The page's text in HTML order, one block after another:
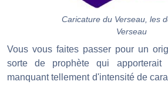
Caricature du Verseau, les
Verseau
Vous vous faites passer pour un
sorte de prophète qui
manquant tellement d'intensité de